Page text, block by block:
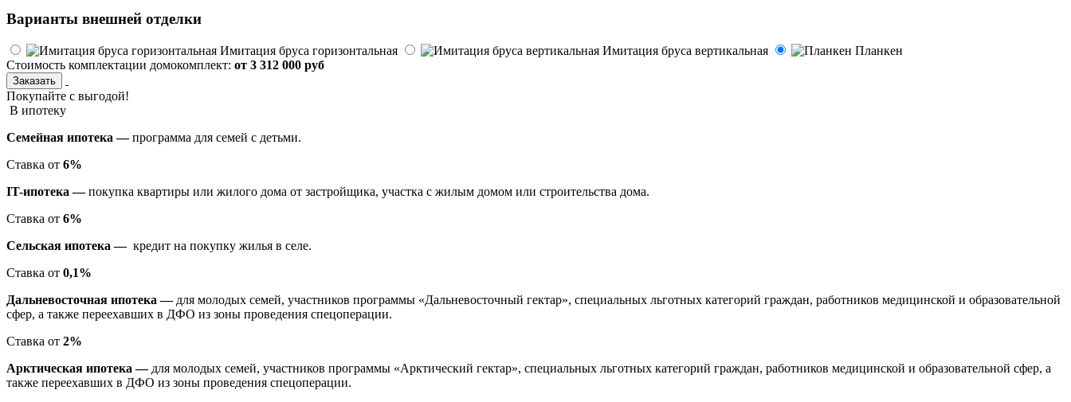
Варианты внешней отделки
Имитация бруса горизонтальная Имитация бруса вертикальная
Планкен
Стоимость комплектации домокомплект: от 3 312 000 руб
Заказать
Покупайте с выгодой!
В ипотеку
Семейная ипотека —программа для семей с детьми.
Ставка от 6%
IT-ипотека —покупка квартиры или жилого дома от застройщика, участка с жилым домом или строительства дома.
Ставка от 6%
Сельская ипотека —кредит на покупку жилья в селе.
Ставка от 0,1%
Дальневосточная ипотека —для молодых семей, участников программы «Дальневосточный гектар», специальных льготных категорий граждан, работников медицинской и образовательной
сфер, а также переехавших в ДФО из зоны проведения спецоперации.
Ставка от 2%
Арктическая ипотека — для молодых семей, участников программы «Арктический гектар», специальных льготных категорий граждан, работников медицинской и образовательной сфер, а
также переехавших в ДФО из зоны проведения спецоперации.